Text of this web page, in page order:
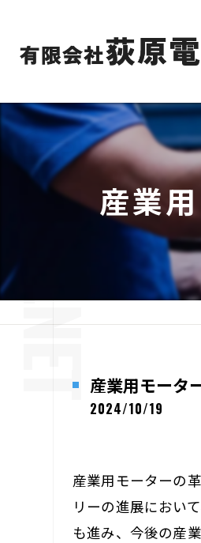
産業
産業用モータ
2024/10/19
産業用モーターの
リーの進展におい
も進み、今後の産